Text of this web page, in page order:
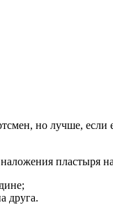
но лучше,
пластыря
друга.